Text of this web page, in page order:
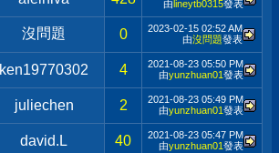
由lineytb0315發表
沒問題 0 2023-02-15 02:52 AM
由沒問題發表
ken19770302 4 2021-08-23 05:50 PM
由yunzhuan01發表
juliechen 2 2021-08-23 05:49 PM
由yunzhuan01發表
david.L 40 2021-08-23 05:47 PM
由yunzhuan01發表